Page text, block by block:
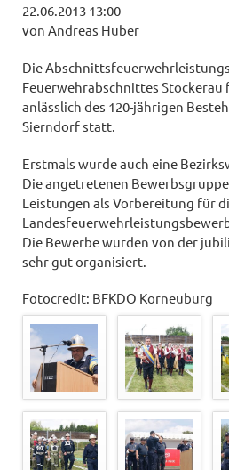
22.06.2013 13:00
von Andreas Huber
Die
Feuerwehrabschnittes Stockerau
anlässlich des 120-jährigen
Sierndorf statt.
Erstmals wurde auch eine
Die angetretenen
Leistungen als Vorbereitung für
Die Bewerbe wurden von der
sehr gut organisiert.
Fotocredit: BFKDO Korneuburg